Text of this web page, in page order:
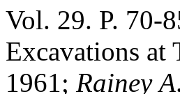
Vol. 29. P. 70-
Excavations at
1961; Rainey A